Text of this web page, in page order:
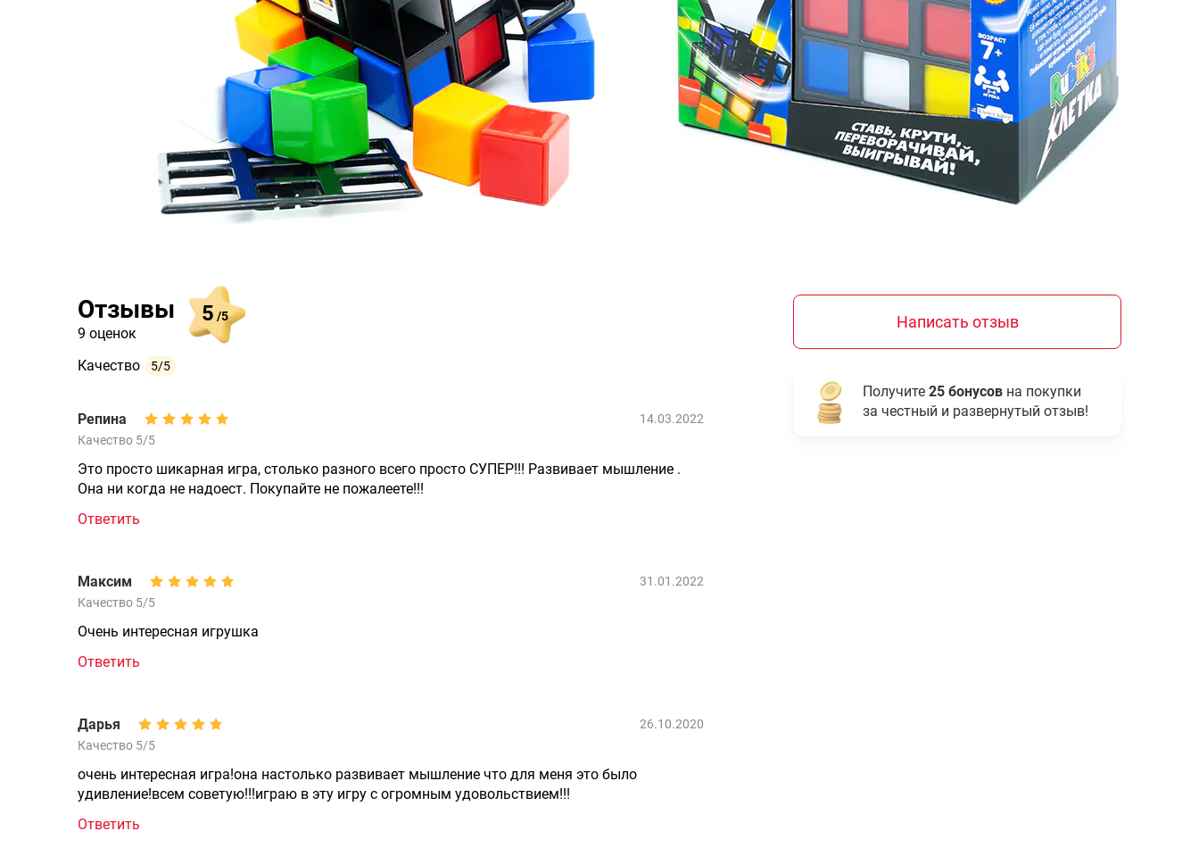
Отзывы
9 оценок
5 /5
Качество 5/5
Репина
14.03.2022
Качество 5/5
Это просто шикарная игра, столько разного всего просто СУПЕР!!! Развивает мышление .
Она ни когда не надоест. Покупайте не пожалеете!!!
Ответить
Максим
31.01.2022
Качество 5/5
Очень интересная игрушка
Ответить
Дарья
26.10.2020
Качество 5/5
очень интересная игра!она настолько развивает мышление что для меня это было
удивление!всем советую!!!играю в эту игру с огромным удовольствием!!!
Ответить
Написать отзыв
Получите 25 бонусов на покупки
за честный и развернутый отзыв!